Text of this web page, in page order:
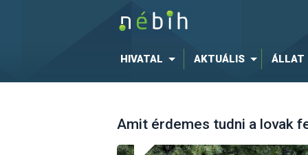
HIVATAL AKTUÁLIS ÁLLAT
Amit érdemes tudni a lovak